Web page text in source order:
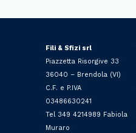
Fili & Sfizi srl
Piazzetta Risorgive 33
36040 – Brendola (VI)
C.F. e P.IVA
03486630241
Tel 349 4214989 Fabiola
Muraro